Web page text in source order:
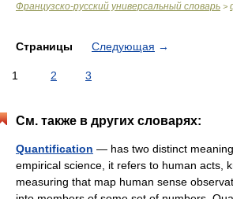
Французско-русский универсальный словарь >
Страницы Следующая →
1 2 3
См. также в других словарях:
Quantification — has two distinct
empirical science, it refers to human acts,
measuring that map human sense